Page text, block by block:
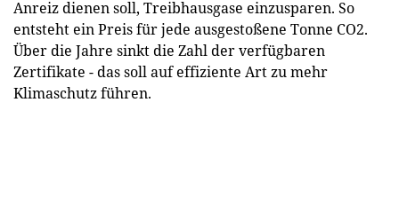
Anreiz dienen soll, Treibhausgase einzusparen. So
entsteht ein Preis für jede ausgestoßene Tonne CO2.
Über die Jahre sinkt die Zahl der verfügbaren
Zertifikate - das soll auf effiziente Art zu mehr
Klimaschutz führen.